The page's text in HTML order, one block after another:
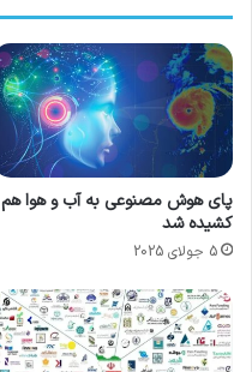
پای هوش مصنوعی به آب و هوا هم
کشیده شد
5 جولای 2025